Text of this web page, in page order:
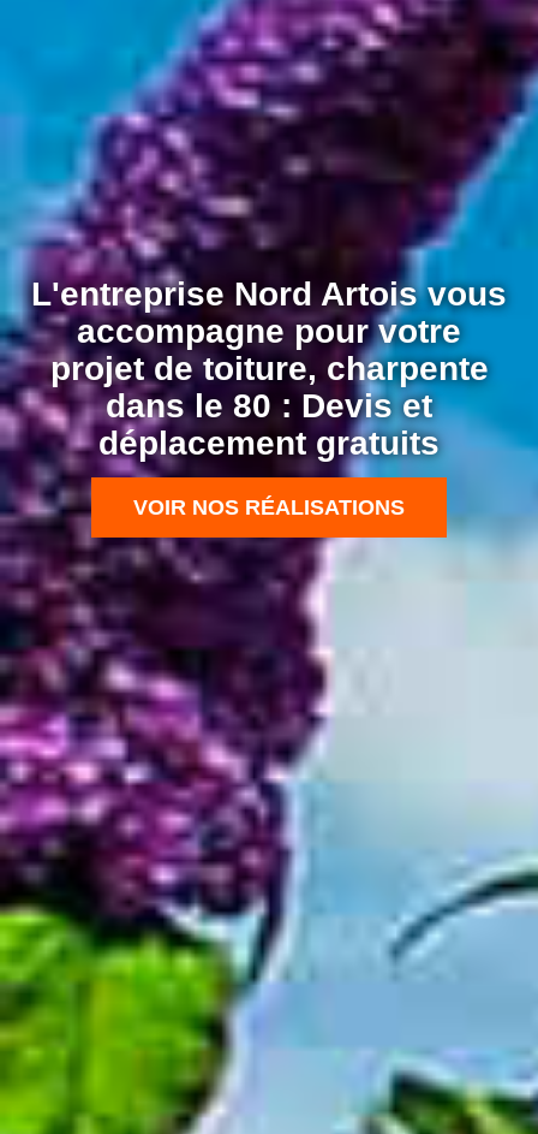
L'entreprise Nord Artois vous
accompagne pour votre
projet de toiture, charpente
dans le 80 : Devis et
déplacement gratuits
VOIR NOS RÉALISATIONS